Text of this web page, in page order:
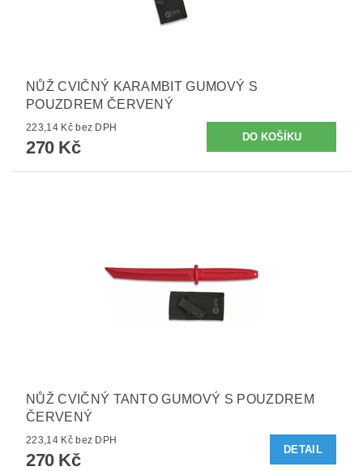
NŮŽ CVIČNÝ KARAMBIT GUMOVÝ S
POUZDREM ČERVENÝ
223,14 Kč bez DPH
270 Kč
NŮŽ CVIČNÝ TANTO GUMOVÝ S POUZDREM
ČERVENÝ
223,14 Kč bez DPH
270 Kč
DETAIL